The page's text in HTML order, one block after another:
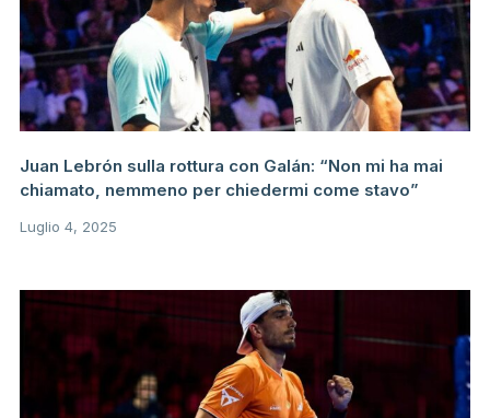
Juan Lebrón sulla rottura con Galán: “Non mi ha mai
chiamato, nemmeno per chiedermi come stavo”
Luglio 4, 2025